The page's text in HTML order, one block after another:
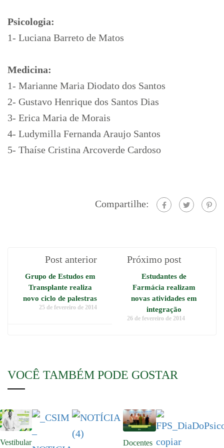
Psicologia:
1- Luciana Barreto de Matos
Medicina:
1- Marianne Maria Diodato dos Santos
2- Gustavo Henrique dos Santos Dias
3- Erica Maria de Morais
4- Ludymilla Fernanda Araujo Santos
5- Thaíse Cristina Arcoverde Cardoso
Compartilhe:
Post anterior
Grupo de Estudos em
Transplante realiza
novo ciclo de palestras
25 de fevereiro de 2014
Próximo post
Estudantes de
Farmácia realizam
novas atividades em
integração
26 de fevereiro de 2014
VOCÊ TAMBÉM PODE GOSTAR
Vestibular
Docentes